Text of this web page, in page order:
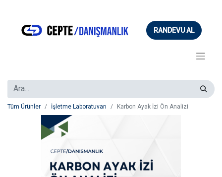
RANDEVU AL
Tüm Ürünler İşletme Laboratuvarı Karbon Ayak İzi Ön Analizi